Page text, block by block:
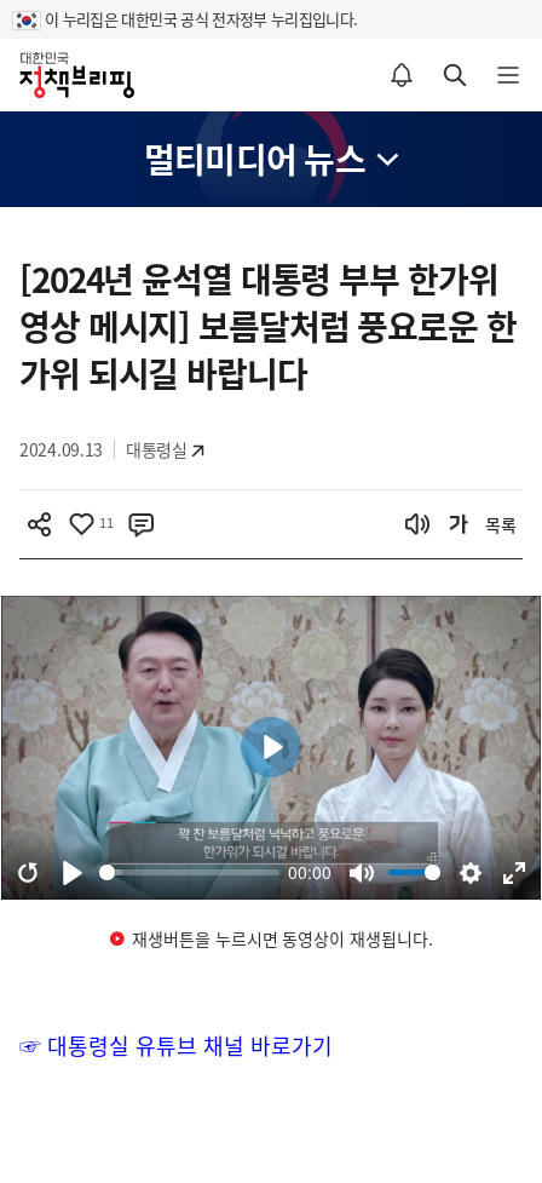
이 누리집은 대한민국 공식 전자정부 누리집입니다.
홈
알림설정 바로가기 검색 바로가기 메뉴 열기
멀티미디어 뉴스
텐
츠
영
역
[2024년 윤석열 대통령 부부 한가위
영상 메시지] 보름달처럼 풍요로운 한
가위 되시길 바랍니다
2024.09.13 대통령실
11 목록
재생버튼을 누르시면 동영상이 재생됩니다.
☞ 대통령실 유튜브 채널 바로가기